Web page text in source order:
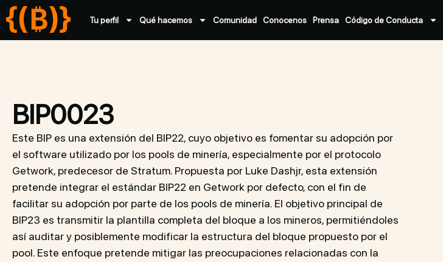
Tu perfil Qué hacemos Comunidad Conocenos Prensa Código de Conducta
BIP0023
Este BIP es una extensión del BIP22, cuyo objetivo es fomentar su adopción por
el software utilizado por los pools de minería, especialmente por el protocolo
Getwork, predecesor de Stratum. Propuesta por Luke Dashjr, esta extensión
pretende integrar el estándar BIP22 en Getwork por defecto, con el fin de
facilitar su adopción por parte de los pools de minería. El objetivo principal de
BIP23 es transmitir la plantilla completa del bloque a los mineros, permitiéndoles
así auditar y posiblemente modificar la estructura del bloque propuesto por el
pool. Este enfoque pretende mitigar las preocupaciones relacionadas con la